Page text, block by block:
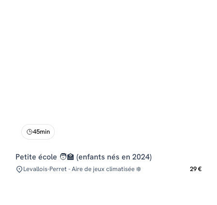
45min
Petite école 🧑‍🏫 (enfants nés en 2024)
Levallois-Perret - Aire de jeux climatisée ❄️ 29 €